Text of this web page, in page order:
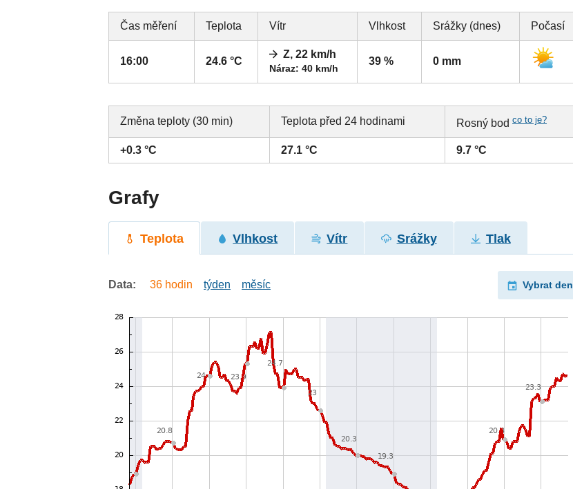
Čas měření Teplota Vítr Vlhkost Srážky (dnes) Počasí
16:00 24.6 °C
Z, 22 km/h
Náraz: 40 km/h
39 % 0 mm
Změna teploty (30 min) Teplota před 24 hodinami Rosný bodco to je?
+0.3 °C 27.1 °C 9.7 °C
Grafy
Teplota Vlhkost Vítr Srážky Tlak
Data: 36 hodin týden měsíc Vybrat den